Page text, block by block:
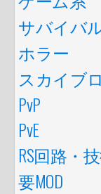
サバイバ
ホラー
スカイブ
PvP
PvE
RS回路・
要MOD